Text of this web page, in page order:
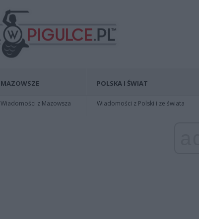
MAZOWSZE
Wiadomości z Mazowsza
POLSKA I ŚWIAT
Wiadomości z Polski i ze świata